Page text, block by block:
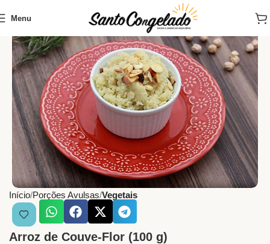
Menu
Início Porções Avulsas Vegetais
Arroz de Couve-Flor (100 g)